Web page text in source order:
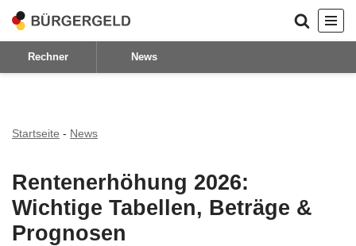
Zum
Inhalt
Rechner News
Startseite - News
Rentenerhöhung 2026:
Wichtige Tabellen, Beträge &
Prognosen